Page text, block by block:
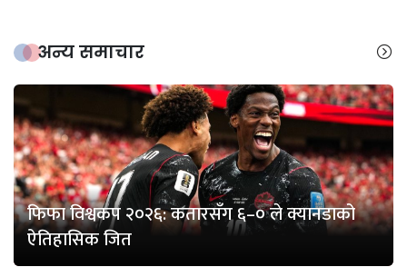
अन्य समाचार
फिफा विश्वकप २०२६: कतारसँग ६–० ले क्यानडाको
ऐतिहासिक जित